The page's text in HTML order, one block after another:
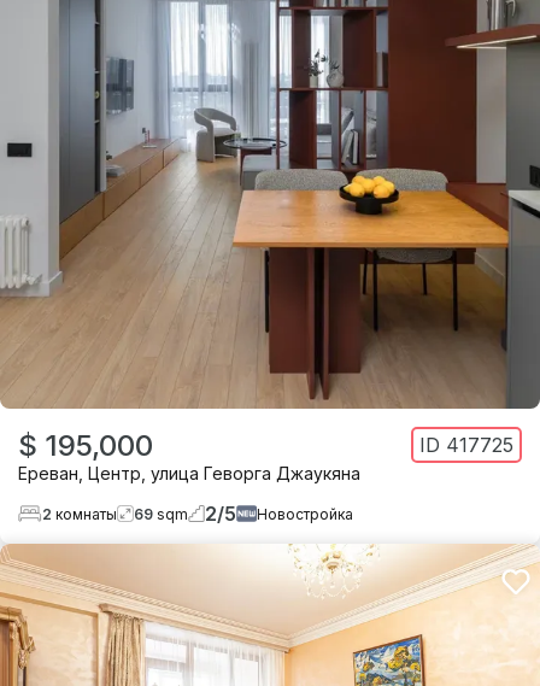
$ 195,000 ID 417725
Ереван Центр улица Геворга Джаукяна
2 комнаты 69 sqm 2/5 Новостройка